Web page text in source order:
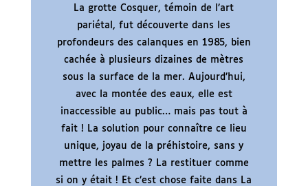
La grotte Cosquer, témoin de l’art
pariétal, fut découverte dans les
profondeurs des calanques en 1985, bien
cachée à plusieurs dizaines de mètres
sous la surface de la mer. Aujourd’hui,
avec la montée des eaux, elle est
inaccessible au public… mais pas tout à
fait ! La solution pour connaître ce lieu
unique, joyau de la préhistoire, sans y
mettre les palmes ? La restituer comme
si on y était ! Et c’est chose faite dans La